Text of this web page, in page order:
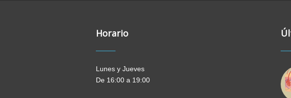
Horario
Lunes y Jueves
De 16:00 a 19:00